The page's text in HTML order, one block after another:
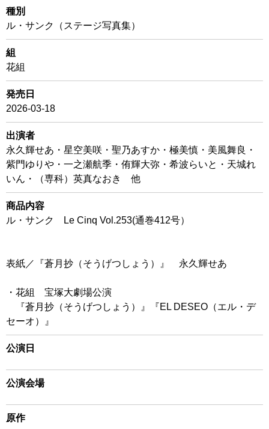
種別
ル・サンク（ステージ写真集）
組
花組
発売日
2026-03-18
出演者
永久輝せあ・星空美咲・聖乃あすか・極美慎・美風舞良・
紫門ゆりや・一之瀬航季・侑輝大弥・希波らいと・天城れ
いん・（専科）英真なおき 他
商品内容
ル・サンク Le Cinq Vol.253(通巻412号）
表紙／『蒼月抄（そうげつしょう）』 永久輝せあ
・花組 宝塚大劇場公演
『蒼月抄（そうげつしょう）』『EL DESEO（エル・デ
セーオ）』
公演日
公演会場
原作